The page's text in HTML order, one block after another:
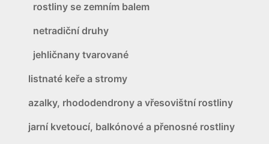
rostliny se zemním balem
netradiční druhy
jehličnany tvarované
listnaté keře a stromy
azalky, rhododendrony a vřesovištní rostliny
jarní kvetoucí, balkónové a přenosné rostliny